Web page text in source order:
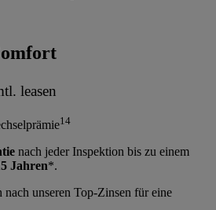
leasen
14
nach jeder Inspektion bis zu einem
Jahren*.
nach unseren Top-Zinsen für eine